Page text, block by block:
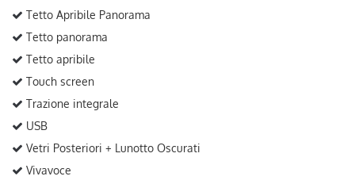
Tetto Apribile Panorama
Tetto panorama
Tetto apribile
Touch screen
Trazione integrale
USB
Vetri Posteriori + Lunotto Oscurati
Vivavoce